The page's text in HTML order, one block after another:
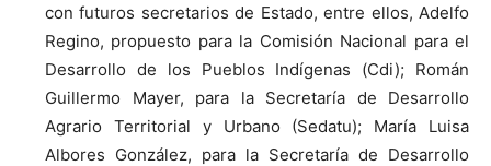
con futuros secretarios de Estado, entre ellos, Adelfo
Regino, propuesto para la Comisión Nacional para el
Desarrollo de los Pueblos Indígenas (Cdi); Román
Guillermo Mayer, para la Secretaría de Desarrollo
Agrario Territorial y Urbano (Sedatu); María Luisa
Albores González, para la Secretaría de Desarrollo